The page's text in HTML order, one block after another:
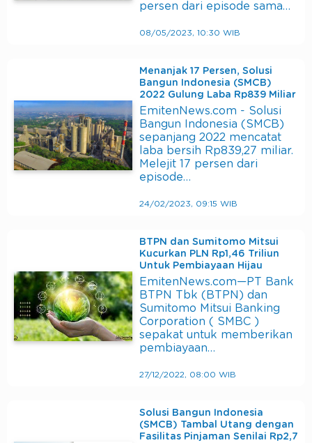
persen dari episode sama…
08/05/2023, 10:30 WIB
Menanjak 17 Persen, Solusi
Bangun Indonesia (SMCB)
2022 Gulung Laba Rp839 Miliar
EmitenNews.com - Solusi
Bangun Indonesia (SMCB)
sepanjang 2022 mencatat
laba bersih Rp839,27 miliar.
Melejit 17 persen dari
episode…
24/02/2023, 09:15 WIB
BTPN dan Sumitomo Mitsui
Kucurkan PLN Rp1,46 Triliun
Untuk Pembiayaan Hijau
EmitenNews.com—PT Bank
BTPN Tbk (BTPN) dan
Sumitomo Mitsui Banking
Corporation ( SMBC )
sepakat untuk memberikan
pembiayaan…
27/12/2022, 08:00 WIB
Solusi Bangun Indonesia
(SMCB) Tambal Utang dengan
Fasilitas Pinjaman Senilai Rp2,7